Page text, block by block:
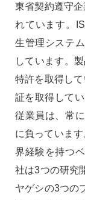
東省契約遵守
れています。
生管理システ
しています。
特許を取得し
証を取得して
従業員は、常
に負っていま
界経験を持つ
社は3つの研究
ヤゲシの3つの